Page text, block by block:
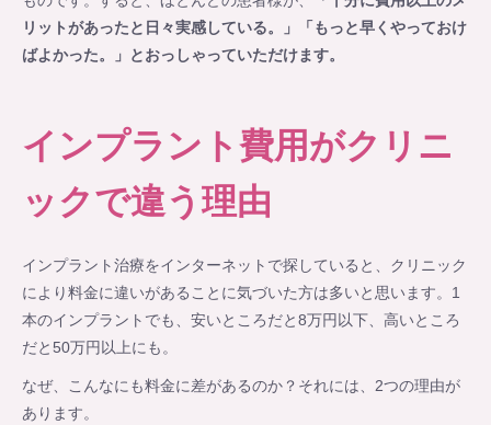
リットがあったと日々実感している。」「もっと早くやっておけ
ばよかった。」とおっしゃっていただけます。
インプラント費用がクリニ
ックで違う理由
インプラント治療をインターネットで探していると、クリニック
により料金に違いがあることに気づいた方は多いと思います。1
本のインプラントでも、安いところだと8万円以下、高いところ
だと50万円以上にも。
なぜ、こんなにも料金に差があるのか？それには、2つの理由が
あります。